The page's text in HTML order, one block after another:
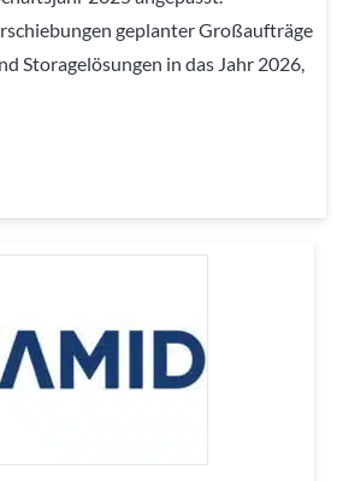
geplanter Großaufträge
Storagelösungen in das Jahr 2026,